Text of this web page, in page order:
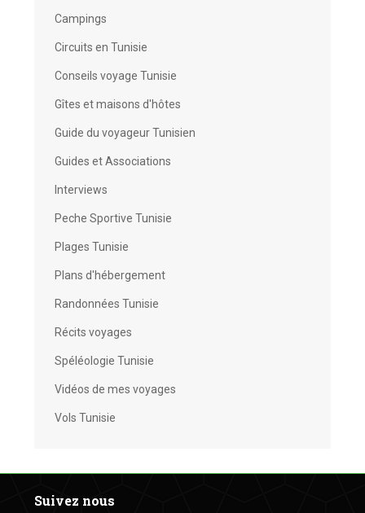
Campings
Circuits en Tunisie
Conseils voyage Tunisie
Gîtes et maisons d'hôtes
Guide du voyageur Tunisien
Guides et Associations
Interviews
Peche Sportive Tunisie
Plages Tunisie
Plans d'hébergement
Randonnées Tunisie
Récits voyages
Spéléologie Tunisie
Vidéos de mes voyages
Vols Tunisie
Suivez nous